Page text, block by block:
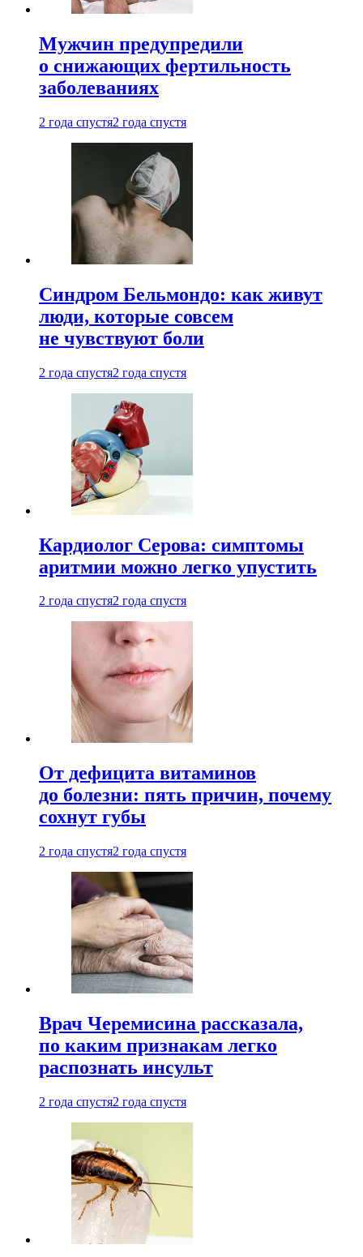
Мужчин предупредили
о снижающих фертильность
заболеваниях
2 года спустя2 года спустя
Синдром Бельмондо: как живут
люди, которые совсем
не чувствуют боли
2 года спустя2 года спустя
Кардиолог Серова: симптомы
аритмии можно легко упустить
2 года спустя2 года спустя
От дефицита витаминов
до болезни: пять причин, почему
сохнут губы
2 года спустя2 года спустя
Врач Черемисина рассказала,
по каким признакам легко
распознать инсульт
2 года спустя2 года спустя